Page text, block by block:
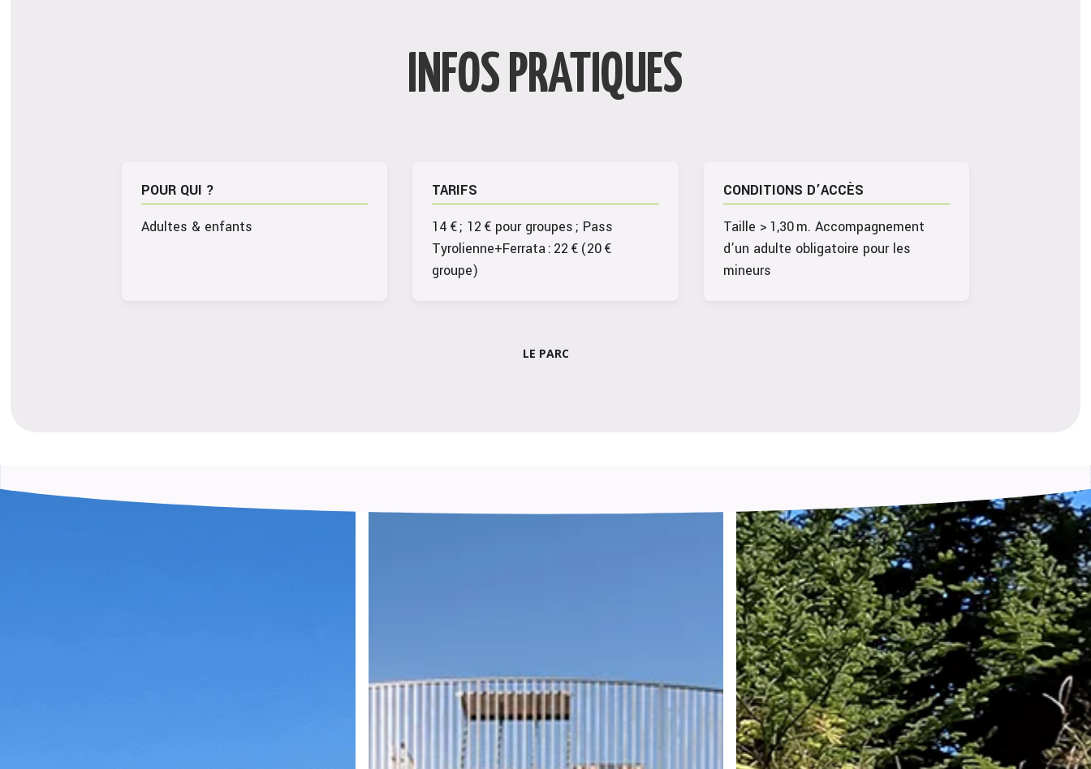
INFOS PRATIQUES
POUR QUI ?
Adultes & enfants
TARIFS
14 € ; 12 € pour groupes ; Pass
Tyrolienne+Ferrata : 22 € (20 €
groupe)
CONDITIONS D’ACCÈS
Taille > 1,30 m. Accompagnement
d’un adulte obligatoire pour les
mineurs
LE PARC